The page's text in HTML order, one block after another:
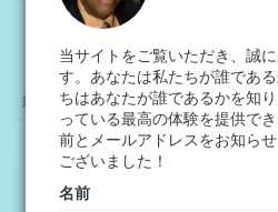
当サイトをご覧いただき、誠
す。あなたは私たちが誰であ
ちはあなたが誰であるかを知
っている最高の体験を提供で
前とメールアドレスをお知ら
ございました！
名前
CHAMPION ADVANCED
UP PACK
Champion Advanced
続きを読む
統合的健康